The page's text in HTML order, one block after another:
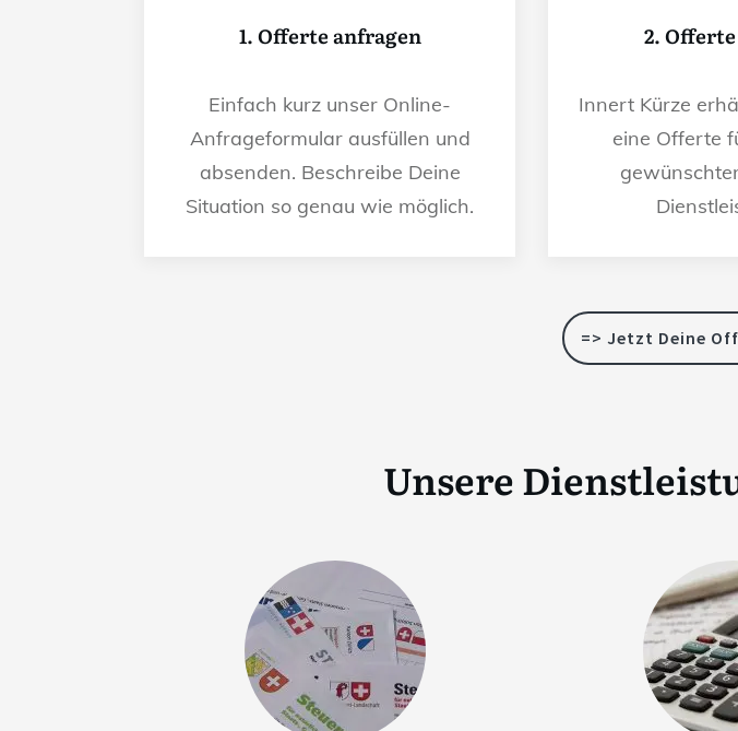
1. Offerte anfragen
Einfach kurz unser Online-
Anfrageformular ausfüllen und
absenden. Beschreibe Deine
Situation so genau wie möglich.
2.
Innert Kürze
eine Offerte
=> Jetzt Deine
Unsere